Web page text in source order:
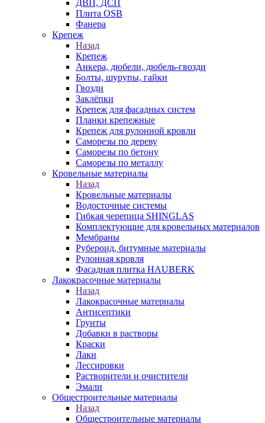
ДВП, ДСП
Плита OSB
Фанера
Крепеж
Назад
Крепеж
Анкера, дюбели, дюбель-гвозди
Болты, шурупы, гайки
Гвозди
Заклёпки
Крепеж для фасадных систем
Планки крепежные
Крепеж для рулонной кровли
Саморезы по дереву
Саморезы по бетону
Саморезы по металлу
Кровельные материалы
Назад
Кровельные материалы
Водосточные системы
Гибкая черепица SHINGLAS
Комплектующие для кровельных материалов
Мембраны
Рубероид, битумные материалы
Рулонная кровля
Фасадная плитка HAUBERK
Лакокрасочные материалы
Назад
Лакокрасочные материалы
Антисептики
Грунты
Добавки в растворы
Краски
Лаки
Лессировки
Растворители и очистители
Эмали
Общестроительные материалы
Назад
Общестроительные материалы